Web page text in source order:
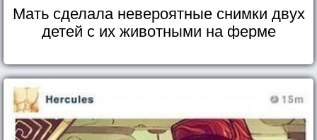
Мать сделала невероятные снимки двух
детей с их животными на ферме